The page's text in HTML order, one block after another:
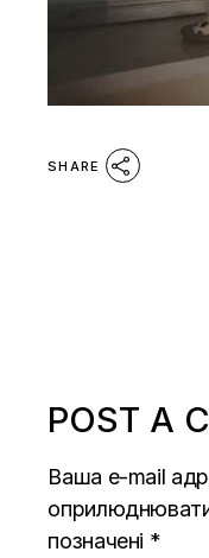
SHARE
POST A
Ваша e-mail
позначені *